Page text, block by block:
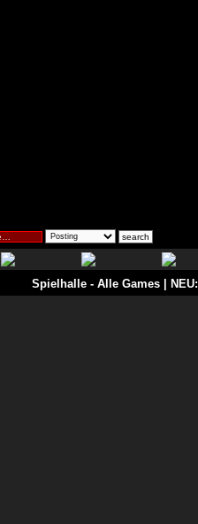
Spielhalle- Alle Games | NEU: